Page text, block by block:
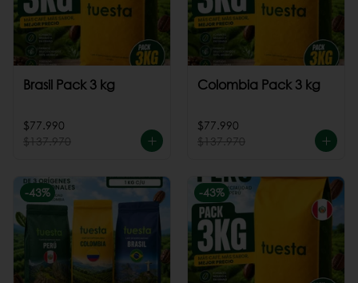
Brasil Pack 3 kg
$77.990
$137.970
Colombia Pack 3 kg
$77.990
$137.970
-43% -43%